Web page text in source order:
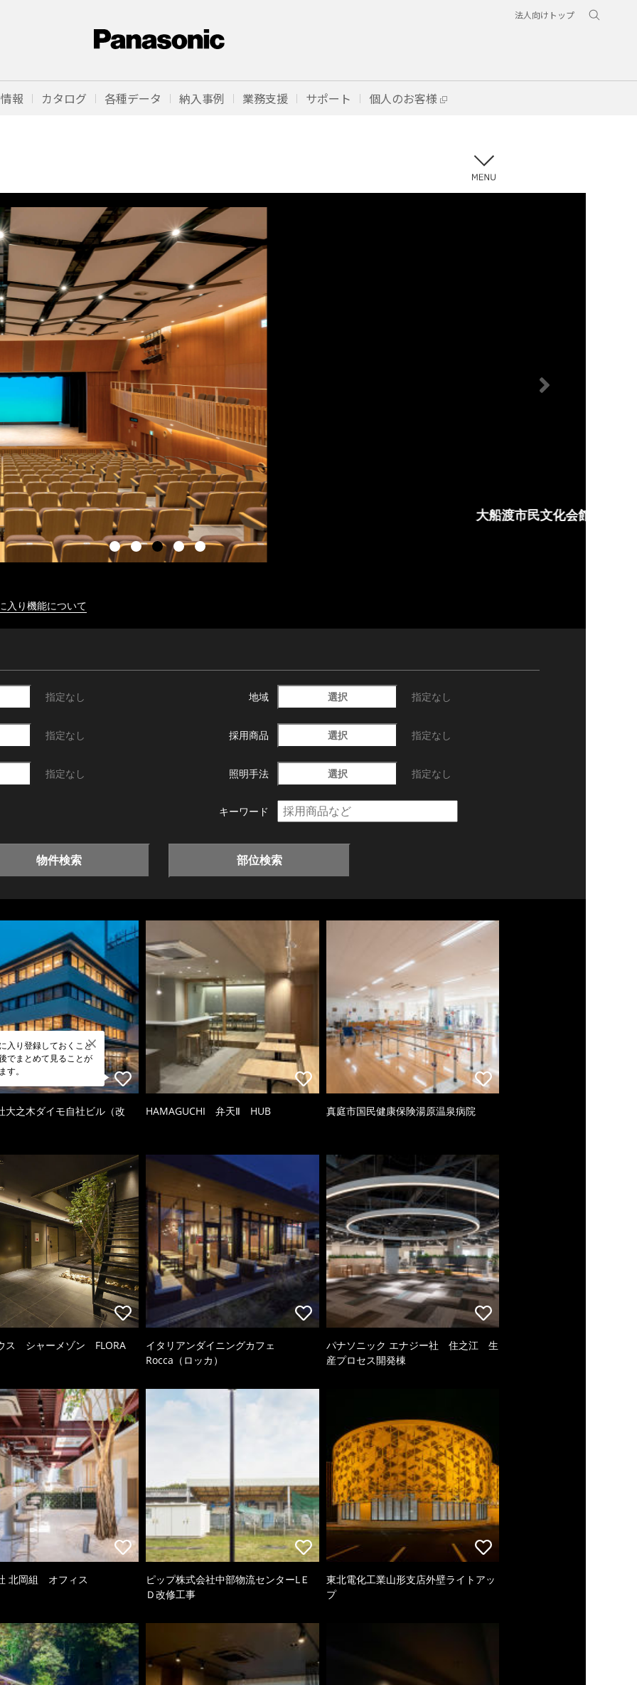
法人向けトップ
報 カタログ 各種データ 納入事例 業務支援 サポート 個人のお客様
入り機能について
指定なし 地域 選択 指定なし
指定なし 採用商品 選択 指定なし
指定なし 照明手法 選択 指定なし
キーワード
物件検索 部位検索
入り登録しておくこと
でまとめて見ることが
す。
大之木ダイモ自社ビル（改 HAMAGUCHI 弁天Ⅱ HUB 真庭市国民健康保険湯原温泉病院
ス シャーメゾン FLORA
イタリアンダイニングカフェ
Rocca（ロッカ）
パナソニック エナジー社 住之江 生
産プロセス開発棟
北岡組 オフィス
ピップ株式会社中部物流センターLＥ
Ｄ改修工事
東北電化工業山形支店外壁ライトアッ
プ